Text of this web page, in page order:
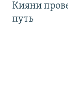
Кияни
путь